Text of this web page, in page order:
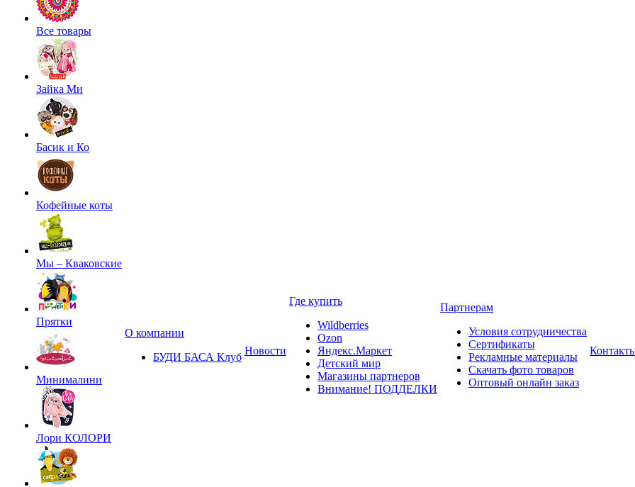
Все товары
Зайка Ми
Басик и Ко
Кофейные коты
Мы – Кваковские
Прятки
Минималини
Лори КОЛОРИ
О компании
БУДИ БАСА Клуб
Новости
Где купить
Wildberries
Ozon
Яндекс.Маркет
Детский мир
Магазины партнеров
Внимание! ПОДДЕЛКИ
Партнерам
Условия сотрудничества
Сертификаты
Рекламные материалы
Скачать фото товаров
Оптовый онлайн заказ